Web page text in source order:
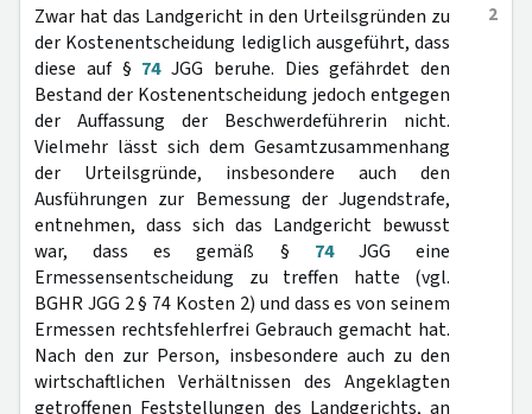
2
Zwar hat das Landgericht in den Urteilsgründen zu
der Kostenentscheidung lediglich ausgeführt, dass
diese auf § 74JGG beruhe. Dies gefährdet den
Bestand der Kostenentscheidung jedoch entgegen
der Auffassung der Beschwerdeführerin nicht.
Vielmehr lässt sich dem Gesamtzusammenhang
der Urteilsgründe, insbesondere auch den
Ausführungen zur Bemessung der Jugendstrafe,
entnehmen, dass sich das Landgericht bewusst
war, dass es gemäß § 74JGG eine
Ermessensentscheidung zu treffen hatte (vgl.
BGHR JGG 2 § 74 Kosten 2) und dass es von seinem
Ermessen rechtsfehlerfrei Gebrauch gemacht hat.
Nach den zur Person, insbesondere auch zu den
wirtschaftlichen Verhältnissen des Angeklagten
getroffenen Feststellungen des Landgerichts, an